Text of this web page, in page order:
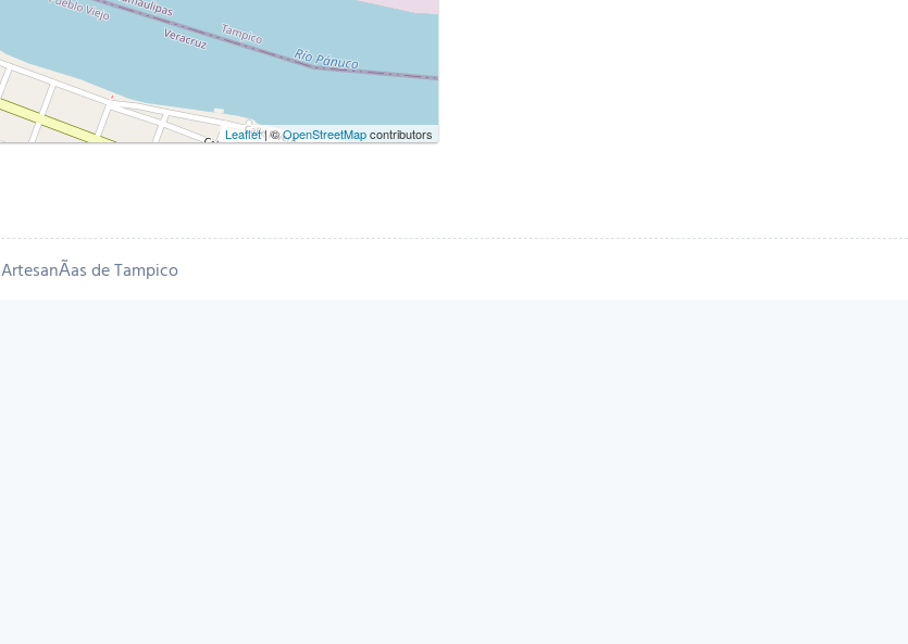
Leaflet| ©OpenStreetMapcontributors
ArtesanÃ­as de Tampico